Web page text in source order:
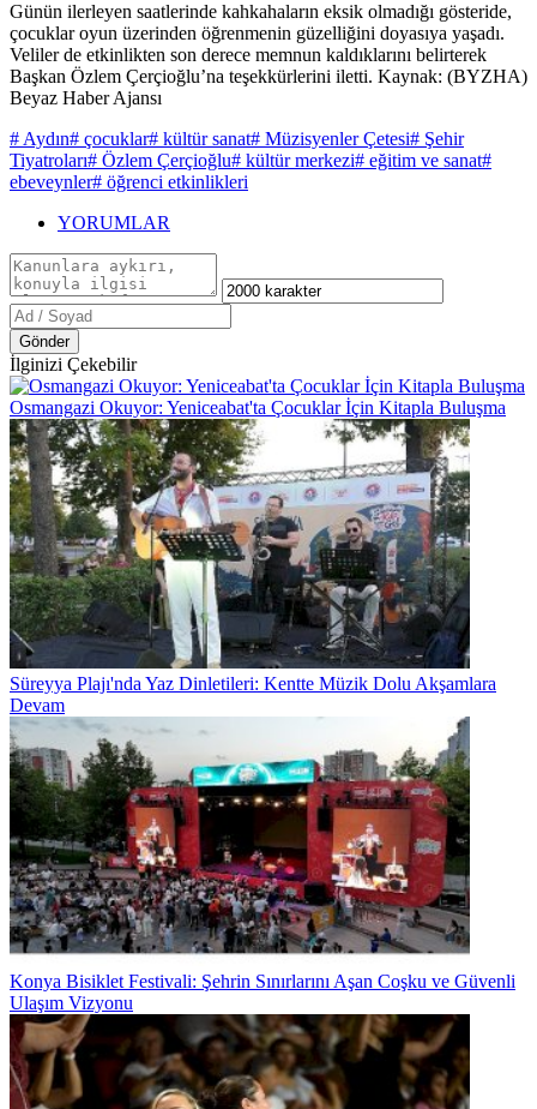
Günün ilerleyen saatlerinde kahkahaların eksik olmadığı gösteride,
çocuklar oyun üzerinden öğrenmenin güzelliğini doyasıya yaşadı.
Veliler de etkinlikten son derece memnun kaldıklarını belirterek
Başkan Özlem Çerçioğlu’na teşekkürlerini iletti. Kaynak: (BYZHA)
Beyaz Haber Ajansı
# Aydın# çocuklar# kültür sanat# Müzisyenler Çetesi# Şehir
Tiyatroları# Özlem Çerçioğlu# kültür merkezi# eğitim ve sanat#
ebeveynler# öğrenci etkinlikleri
YORUMLAR
Gönder
İlginizi Çekebilir
Osmangazi Okuyor: Yeniceabat'ta Çocuklar İçin Kitapla Buluşma
Süreyya Plajı'nda Yaz Dinletileri: Kentte Müzik Dolu Akşamlara
Devam
Konya Bisiklet Festivali: Şehrin Sınırlarını Aşan Coşku ve Güvenli
Ulaşım Vizyonu